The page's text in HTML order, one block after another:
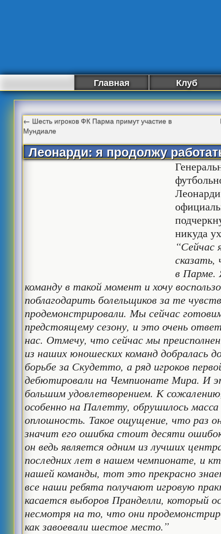
Главная Клуб
← Шесть игроков ФК Парма примут участие в
Мундиале
Леонарди: я продолжу
никуда
“Сейчас
в Парме.
команду в такой момент и хочу
поблагодарить болельщиков за те
продемонстрировали. Мы сейчас
предстоящему сезону, и это очень
нас. Отмечу, что сейчас мы
из наших юношеских команд добралась
борьбе за Скудетто, а ряд игроков
дебютировали на Чемпионате Мира. И
большим удовлетворением. К
особенно на Палетту, обрушилось масса
оплошность. Такое ощущение, что раз
значит его ошибка стоит десяти
он ведь является одним из лучших
последних лет в нашем чемпионате, и
нашей команды, тот это прекрасно
все наши ребята получают игровую
касается выборов Пранделли, который
несмотря на то, что они
как завоевали шестое место.”